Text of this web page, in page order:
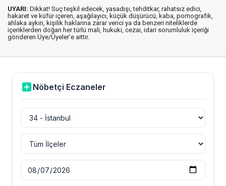
UYARI: Dikkat! Suç teşkil edecek, yasadışı, tehditkar, rahatsız edici,
hakaret ve küfür içeren, aşağılayıcı, küçük düşürücü, kaba, pornografik,
ahlaka aykırı, kişilik haklarına zarar verici ya da benzeri niteliklerde
içeriklerden doğan her türlü mali, hukuki, cezai, idari sorumluluk içeriği
gönderen Üye/Üyeler’e aittir.